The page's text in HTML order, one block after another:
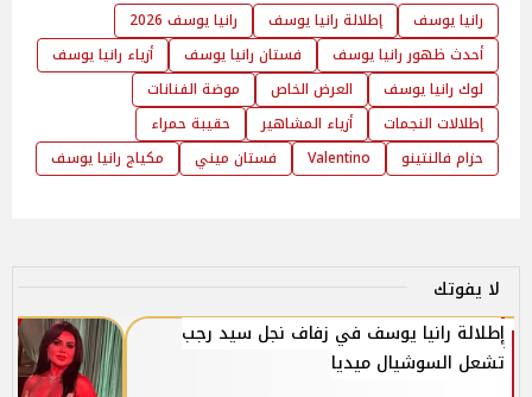
رانيا يوسف إطلالة رانيا يوسف
رانيا يوسف 2026
أحدث ظهور رانيا يوسف
فستان رانيا يوسف
أزياء رانيا يوسف
لوك رانيا يوسف
العرض الخاص
موضة الفنانات
إطلالات النجمات
أزياء المشاهير
حقيبة حمراء
حزام فالنتينو
Valentino فستان ميني مكياج رانيا يوسف
لا يفوتك
إطلالة رانيا يوسف في زفاف نجل سيد رجب
تشعل السوشيال ميديا